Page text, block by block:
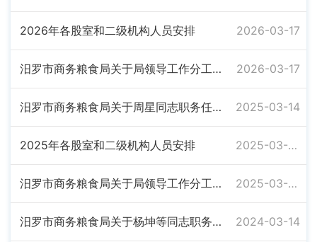
2026年各股室和二级机构人员安排 2026-03-17
汨罗市商务粮食局关于局领导工作分工的通知 2026-03-17
汨罗市商务粮食局关于周星同志职务任免的通知 2025-03-14
2025年各股室和二级机构人员安排 2025-03-04
汨罗市商务粮食局关于局领导工作分工的通知 2025-03-04
汨罗市商务粮食局关于杨坤等同志职务任免的通知 2024-03-14